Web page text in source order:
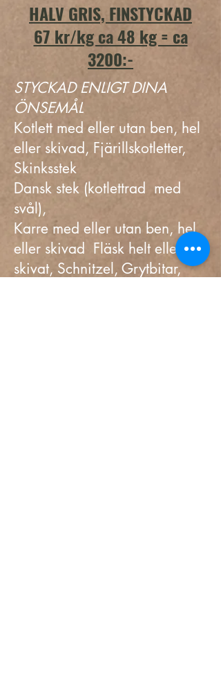
HALV GRIS, FINSTYCKAD
67 kr/kg ca 48 kg = ca
3200:-
STYCKAD ENLIGT DINA
ÖNSEMÅL
Kotlett med eller utan ben, hel
eller skivad, Fjärillskotletter,
Skinksstek
Dansk stek (kotlettrad med
svål),
Karre med eller utan ben, hel
eller skivad Fläsk helt eller
skivat, Schnitzel, Grytbitar,